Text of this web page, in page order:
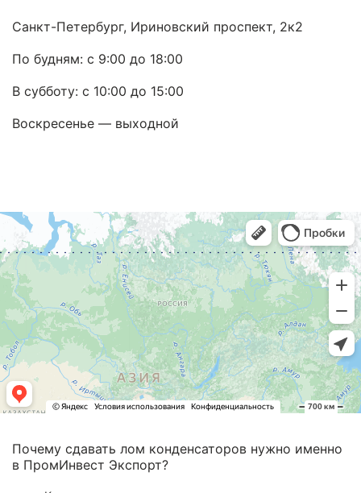
Санкт-Петербург, Ириновский проспект, 2к2
По будням: с 9:00 до 18:00
В субботу: с 10:00 до 15:00
Воскресенье — выходной
Почему сдавать лом конденсаторов нужно именно
в ПромИнвест Экспорт?